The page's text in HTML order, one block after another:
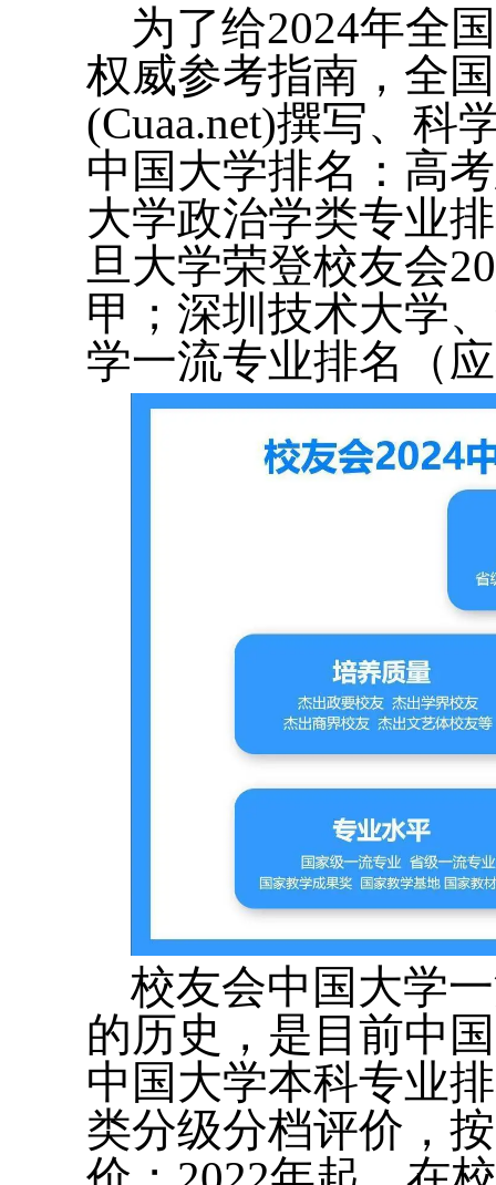
为了给2024年全
权威参考指南，全
(Cuaa.net)撰写、科
中国大学排名：高
大学政治学类专业
旦大学荣登校友会
甲；深圳技术大学
学一流专业排名（
校友会中国大学
的历史，是目前中
中国大学本科专业
类分级分档评价，